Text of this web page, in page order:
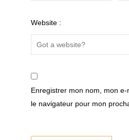
Website :
Enregistrer mon nom, mon
le navigateur pour mon